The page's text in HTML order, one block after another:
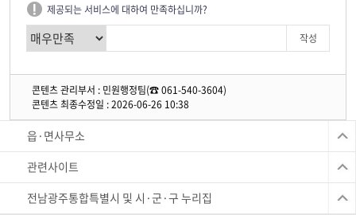
제공되는 서비스에 대하여 만족하십니까?
콘텐츠 관리부서 : 민원행정팀(☎ 061-540-3604)
콘텐츠 최종수정일 : 2026-06-26 10:38
읍·면사무소
관련사이트
전남광주통합특별시 및 시·군·구 누리집